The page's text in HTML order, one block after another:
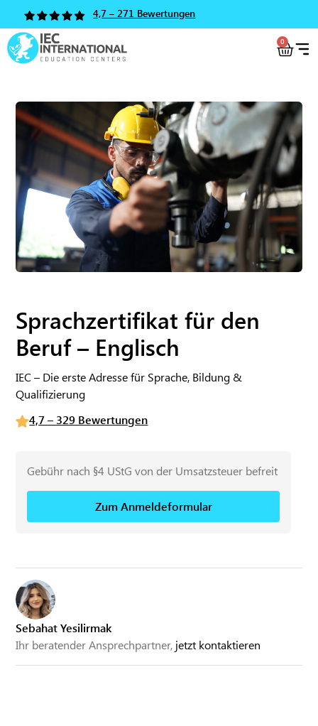
4,7 – 271 Bewertungen
0
Sebahat Yesilirmak
Ihr beratender Ansprechpartner, jetzt kontaktieren
Sprachzertifikat für den
Beruf – Englisch
IEC – Die erste Adresse für Sprache, Bildung &
Qualifizierung
4,7 – 329 Bewertungen
Gebühr nach §4 UStG von der Umsatzsteuer befreit
Zum Anmeldeformular